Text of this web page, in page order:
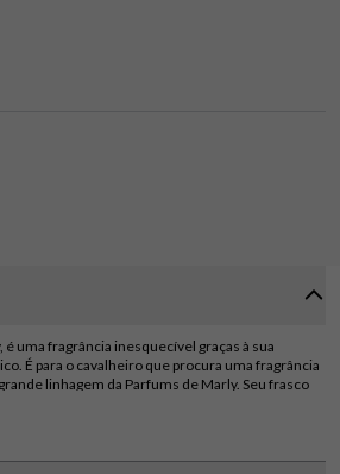
é uma fragrância inesquecível graças à sua
É para o cavalheiro que procura uma fragrância
linhagem da Parfums de Marly. Seu frasco
da marca, gravados no vidro sólido e opaco. O
se estabelece com graça. Orgulhoso e
sensual e poderosa.